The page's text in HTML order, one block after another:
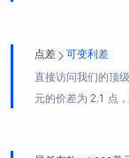
点差 可变利差
直接访问我们的顶
元的价差为 2.1 点